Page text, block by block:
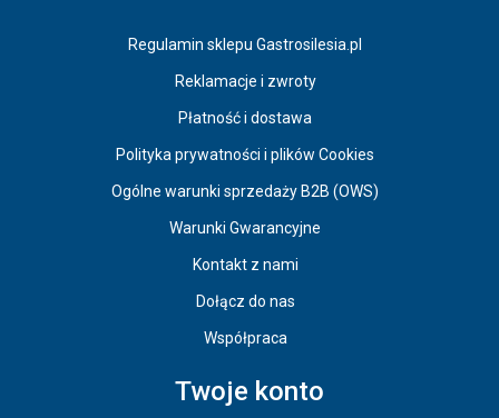
Regulamin sklepu Gastrosilesia.pl
Reklamacje i zwroty
Płatność i dostawa
Polityka prywatności i plików Cookies
Ogólne warunki sprzedaży B2B (OWS)
Warunki Gwarancyjne
Kontakt z nami
Dołącz do nas
Współpraca
Twoje konto